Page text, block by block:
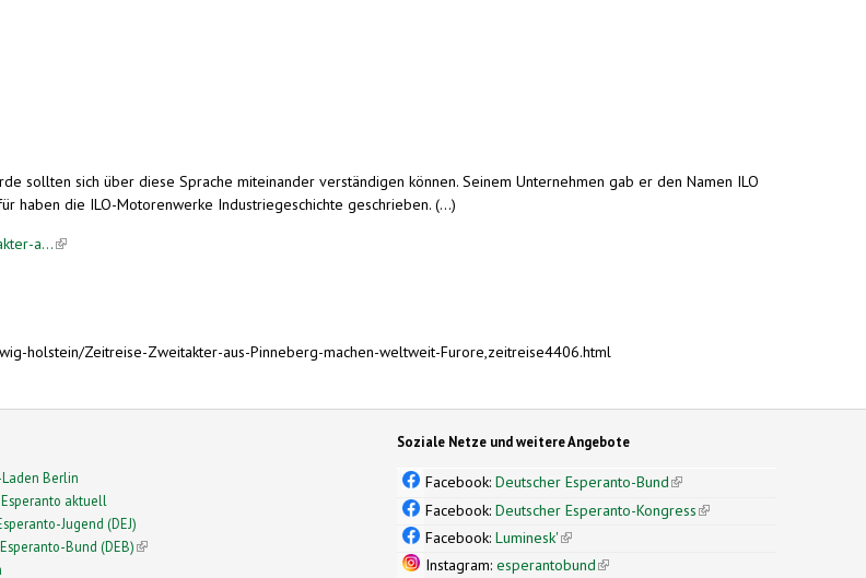
sollten sich über diese Sprache miteinander verständigen können. Seinem Unternehmen gab er den Namen ILO
haben die ILO-Motorenwerke Industriegeschichte geschrieben. (...)
a...(link is external)
holstein/Zeitreise-Zweitakter-aus-Pinneberg-machen-weltweit-Furore,zeitreise4406.html
Berlin
aktuell
Jugend (DEJ)
Bund (DEB)(link is external)
Soziale Netze und weitere Angebote
Facebook:Deutscher Esperanto-Bund(link is external)
Facebook:Deutscher Esperanto-Kongress(link is external)
Facebook:Luminesk'(link is external)
Instagram:esperantobund(link is external)